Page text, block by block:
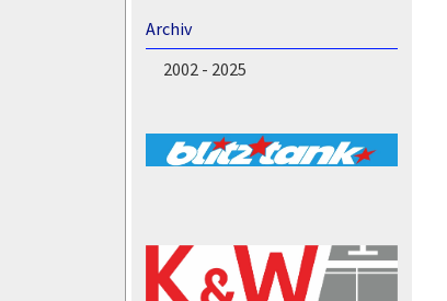
Archiv
2002 - 2025